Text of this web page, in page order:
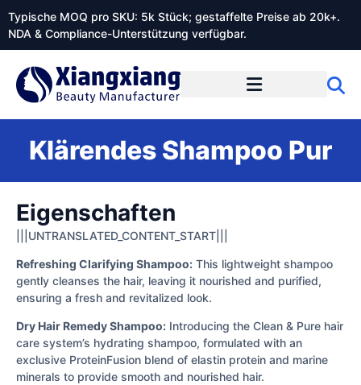
Typische MOQ pro SKU: 5k Stück; gestaffelte Preise ab 20k+.
NDA & Compliance-Unterstützung verfügbar.
Klärendes Shampoo Pur
Eigenschaften
|||UNTRANSLATED_CONTENT_START|||
Refreshing Clarifying Shampoo: This lightweight shampoo
gently cleanses the hair, leaving it nourished and purified,
ensuring a fresh and revitalized look.
Dry Hair Remedy Shampoo: Introducing the Clean & Pure hair
care system’s hydrating shampoo, formulated with an
exclusive ProteinFusion blend of elastin protein and marine
minerals to provide smooth and nourished hair.